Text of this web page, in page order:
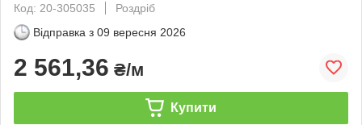
Код: 20-305035
Роздріб
Відправка з 09 вересня 2026
2 561,36 ₴/м
Купити